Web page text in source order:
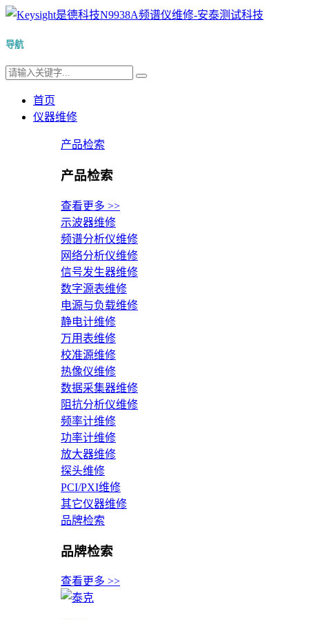
导航
首页
仪器维修
产品检索
产品检索
查看更多 >>
示波器维修
频谱分析仪维修
网络分析仪维修
信号发生器维修
数字源表维修
电源与负载维修
静电计维修
万用表维修
校准源维修
热像仪维修
数据采集器维修
阻抗分析仪维修
频率计维修
功率计维修
放大器维修
探头维修
PCI/PXI维修
其它仪器维修
品牌检索
品牌检索
查看更多 >>